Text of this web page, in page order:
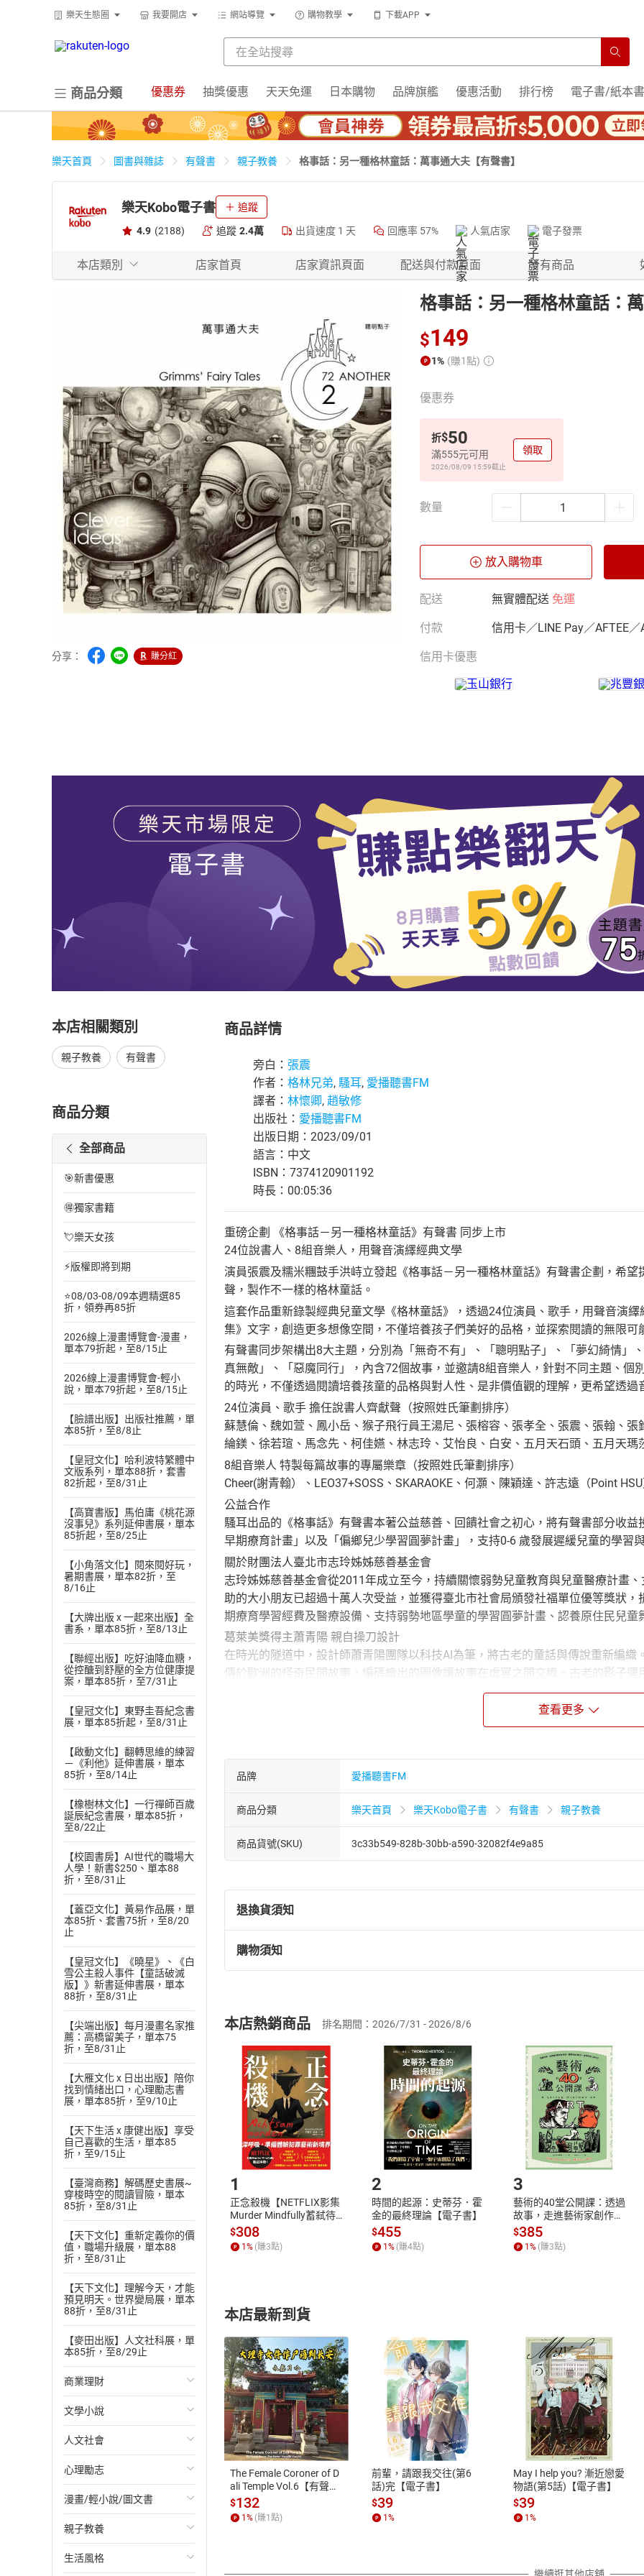
樂天生態圈 我要開店 網站導覽 購物教學 下載APP
商品分類 優惠券 抽獎優惠 天天免運 日本購物 品牌旗艦 優惠活動 排行榜 電子書/紙本書
樂天首頁 圖書與雜誌 有聲書 親子教養 格事話：另一種格林童話：萬事通大夫【有聲書】
樂天Kobo電子書 追蹤
4.9 (2188) 追蹤 2.4萬 出貨速度 1 天 回應率 57% 人氣店家 電子發票
本店類別 店家首頁 店家資訊頁面 配送與付款頁面 所有商品
分享： 賺分紅
格事話：另一種格林童話：
$149
1% (賺1點)
優惠券
折$50
滿555元可用
2026/08/09 15:59截止
領取
數量
放入購物車
配送 無實體配送 免運
付款 信用卡／LINE Pay／AFTEE／
信用卡優惠
本店相關類別
親子教養 有聲書
商品分類
全部商品
🎯新書優惠
🉐獨家書籍
💘樂天女孩
⚡版權即將到期
⭐08/03-08/09本週精選85
折，領券再85折
2026線上漫畫博覽會-漫畫，
單本79折起，至8/15止
2026線上漫畫博覽會-輕小
說，單本79折起，至8/15止
【臉譜出版】出版社推薦，單
本85折，至8/8止
【皇冠文化】哈利波特繁體中
文版系列，單本88折，套書
82折起，至8/31止
【高寶書版】馬伯庸《桃花源
沒事兒》系列延伸書展，單本
85折起，至8/25止
【小角落文化】閱來閱好玩，
暑期書展，單本82折，至
8/16止
【大牌出版 x 一起來出版】全
書系，單本85折，至8/13止
【聯經出版】吃好油降血糖，
從控醣到舒壓的全方位健康提
案，單本85折，至7/31止
【皇冠文化】東野圭吾紀念書
展，單本85折起，至8/31止
【啟動文化】翻轉思維的練習
－《利他》延伸書展，單本
85折，至8/14止
【橡樹林文化】一行禪師百歲
誕辰紀念書展，單本85折，
至8/22止
【校園書房】AI世代的職場大
人學！新書$250、單本88
折，至8/31止
【蓋亞文化】黃易作品展，單
本85折、套書75折，至8/20
止
【皇冠文化】《曉星》、《白
雪公主殺人事件【童話破滅
版】》新書延伸書展，單本
88折，至8/31止
【尖端出版】每月漫畫名家推
薦：高橋留美子，單本75
折，至8/31止
【大雁文化 x 日出出版】陪你
找到情緒出口，心理勵志書
展，單本85折，至9/10止
【天下生活 x 康健出版】享受
自己喜歡的生活，單本85
折，至9/15止
【臺灣商務】解碼歷史書展~
穿梭時空的閱讀冒險，單本
85折，至8/31止
【天下文化】重新定義你的價
值，職場升級展，單本88
折，至8/31止
【天下文化】理解今天，才能
預見明天。世界變局展，單本
88折，至8/31止
【麥田出版】人文社科展，單
本85折，至8/29止
商業理財
投資理財
經濟/趨勢
財務/金融
管理/領導
職場工作術
成功法
文學小說
歐美文學
日本文學
韓國文學
華文文學
經典文學
人文社會
國際關係
政治
社會科學
台灣/中國歷史
心理勵志
心靈成長/情緒
人際關係
兩性關係
漫畫/輕小說/圖文書
輕小說
奇幻/科幻
親子教養
教育現場
生活風格
商品詳情
旁白： 張震
作者： 格林兄弟, 騷耳, 愛播聽書FM
譯者： 林懷卿, 趙敏修
出版社： 愛播聽書FM
出版日期：2023/09/01
語言：中文
ISBN：7374120901192
時長：00:05:36
重磅企劃 《格事話－另一種格林童話》有聲書 同步上市
24位說書人、8組音樂人，用聲音演繹經典文學
演員張震及糯米糰鼓手洪峙立發起《格事話－另一種格林童話》有聲書企劃，希
聲，製作不一樣的格林童話。
這套作品重新錄製經典兒童文學《格林童話》，透過24位演員、歌手，用聲音演
集》文字，創造更多想像空間，不僅培養孩子們美好的品格，並探索閱讀的無限可
有聲書同步架構出8大主題，分別為「無奇不有」、「聰明點子」、「夢幻綺情」
真無敵」、「惡魔同行」，內含72個故事，並邀請8組音樂人，針對不同主題、個
的時光，不僅透過閱讀培養孩童的品格與對人性、是非價值觀的理解，更希望透
24位演員、歌手 擔任說書人齊獻聲（按照姓氏筆劃排序）
蘇慧倫、魏如萱、鳳小岳、猴子飛行員王湯尼、張榕容、張孝全、張震、張翰、
綸鎂、徐若瑄、馬念先、柯佳嬿、林志玲、艾怡良、白安、五月天石頭、五月天瑪
8組音樂人 特製每篇故事的專屬樂章（按照姓氏筆劃排序）
Cheer(謝青翰）、LEO37+SOSS、SKARAOKE、何灝、陳穎達、許志遠（Point
公益合作
騷耳出品的《格事話》有聲書本著公益慈善、回饋社會之初心，將有聲書部分收
早期療育計畫」以及「偏鄉兒少學習圓夢計畫」，支持0-6 歲發展遲緩兒童的學習
關於財團法人臺北市志玲姊姊慈善基金會
志玲姊姊慈善基金會從2011年成立至今，持續關懷弱勢兒童教育與兒童醫療計畫
助的大小朋友已超過十萬人次受益，並獲得臺北市社會局頒發社福單位優等獎狀
期療育學習經費及醫療設備、支持弱勢地區學童的學習圓夢計畫、認養原住民兒
葛萊美獎得主蕭青陽 親自操刀設計
在時光的隧道中，設計師蕭青陽團隊以科技AI為筆，將古老的童話與傳說重新編
傳於歐洲的怪奇民間故事，編碼繪出的圖像讓故事在虛實之間交織。古老的影子
我們在現代科技的迷霧中重新發現了逝去的童年夢境。
《Beginningless Beginning》獲得美國第65屆葛萊美獎「最佳唱片包裝設計獎」。
章節：
查看更多
品牌 愛播聽書FM
商品分類 樂天首頁 樂天Kobo電子書 有聲書 親子教養
商品貨號(SKU) 3c33b549-828b-30bb-a590-32082f4e9a85
退換貨須知
退換貨規定：
(一)依消費者保護法第19條第1項後段暨通訊交易解除權合理例外情事適用
(二)消費者訂購本店鋪之商品即代表知悉本店鋪所銷售之商品為電子書，
且已下載/存取電子書，不得請求退貨退款。
退貨方式：您欲取消訂單或辦理退貨時，請登入樂天市場，並於「我的訂單
貨」，本店鋪將依您的申請進行審核，待審核通過後將為您辦理退款事宜。
請注意，樂天市場須以整筆訂單為單位進行取消/退貨，恕無法以單支商品取
購物須知
挑選商品
Choose
放入購物車
Shopping cart
登入帳號
Login
購書後，如何開始使用？
Step1.選擇閱讀載具 Step2.登入
付款方式
ATM轉帳、信用卡、LINE PAY、AFTEE
退換貨規範
本店是否提供消費者保護法七日猶
之權利，遽消費者保護法及通訊交
除權合理例外情事適用準則，依商
質各有不同規定。詳細退換貨說明
照各商品說明。
本店熱銷商品 排名期間：2026/7/31 - 2026/8/6
1
正念殺機【NETFLIX影集
Murder Mindfully蓄弒待
發】【電子書】
$308
1 % (賺3點)
2
時間的起源：史蒂芬．霍
金的最終理論【電子書】
$455
1 % (賺4點)
3
藝術的40堂公開課：透過
故事，走進藝術家創作現
場，看藝術如何誕生、如
何形塑人類生活【電子
書】
$385
1 % (賺3點)
本店最新到貨
The Female Coroner of D
ali Temple Vol.6【有聲
書】
$132
1 % (賺1 點)
前輩，請跟我交往(第6
話)完【電子書】
$39
1 %
May I help you? 漸近戀愛
物語(第5話)【電子書】
$39
1 %